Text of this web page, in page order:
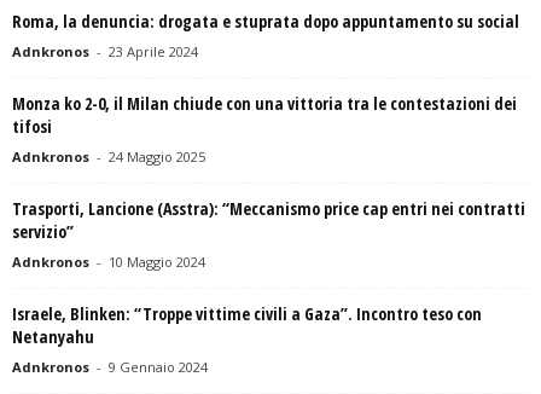
Roma, la denuncia: drogata e stuprata dopo appuntamento su social
Adnkronos - 23 Aprile 2024
Monza ko 2-0, il Milan chiude con una vittoria tra le contestazioni dei
tifosi
Adnkronos - 24 Maggio 2025
Trasporti, Lancione (Asstra): “Meccanismo price cap entri nei contratti
servizio”
Adnkronos - 10 Maggio 2024
Israele, Blinken: “Troppe vittime civili a Gaza”. Incontro teso con
Netanyahu
Adnkronos - 9 Gennaio 2024